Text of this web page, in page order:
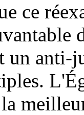
ce
un anti-